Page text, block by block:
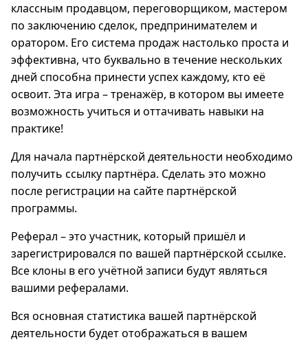
классным продавцом, переговорщиком, мастером
по заключению сделок, предпринимателем и
оратором. Его система продаж настолько проста и
эффективна, что буквально в течение нескольких
дней способна принести успех каждому, кто её
освоит. Эта игра – тренажёр, в котором вы имеете
возможность учиться и оттачивать навыки на
практике!
Для начала партнёрской деятельности необходимо
получить ссылку партнёра. Сделать это можно
после регистрации на сайте партнёрской
программы.
Реферал – это участник, который пришёл и
зарегистрировался по вашей партнёрской ссылке.
Все клоны в его учётной записи будут являться
вашими рефералами.
Вся основная статистика вашей партнёрской
деятельности будет отображаться в вашем